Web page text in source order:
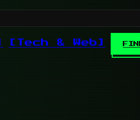
[Tech & Web]